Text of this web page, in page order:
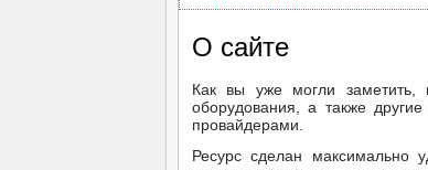
О сайте
Как вы уже могли заметить,
оборудования, а также
провайдерами.
Ресурс сделан максимально